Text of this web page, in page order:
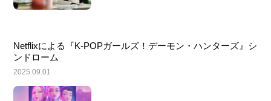
Netflixによる『K-POPガールズ！デーモン・ハンターズ』シ
ンドローム
2025.09.01